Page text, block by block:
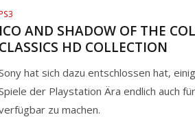
AND SHADOW OF THE
HD COLLECTION
hat sich dazu entschlossen hat,
der Playstation Ära endlich auch
zu machen.